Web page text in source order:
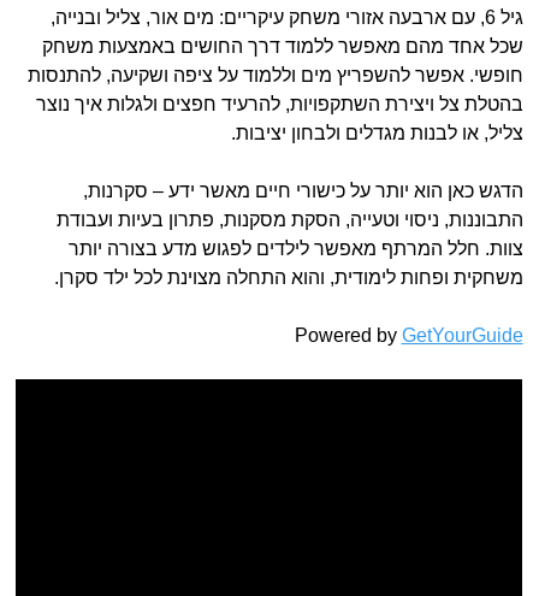
גיל 6, עם ארבעה אזורי משחק עיקריים: מים אור, צליל ובנייה,
שכל אחד מהם מאפשר ללמוד דרך החושים באמצעות משחק
חופשי. אפשר להשפריץ מים וללמוד על ציפה ושקיעה, להתנסות
בהטלת צל ויצירת השתקפויות, להרעיד חפצים ולגלות איך נוצר
צליל, או לבנות מגדלים ולבחון יציבות.
הדגש כאן הוא יותר על כישורי חיים מאשר ידע – סקרנות,
התבוננות, ניסוי וטעייה, הסקת מסקנות, פתרון בעיות ועבודת
צוות. חלל המרתף מאפשר לילדים לפגוש מדע בצורה יותר
משחקית ופחות לימודית, והוא התחלה מצוינת לכל ילד סקרן.
Powered by GetYourGuide